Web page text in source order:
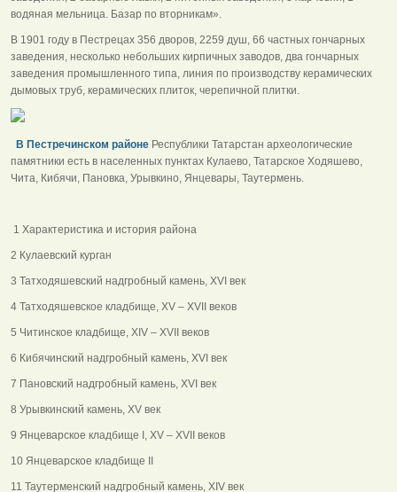
водяная мельница. Базар по вторникам».
В 1901 году в Пестрецах 356 дворов, 2259 душ, 66 частных гончарных
заведения, несколько небольших кирпичных заводов, два гончарных
заведения промышленного типа, линия по производству керамических
дымовых труб, керамических плиток, черепичной плитки.
В Пестречинском районе Республики Татарстан археологические
памятники есть в населенных пунктах Кулаево, Татарское Ходяшево,
Чита, Кибячи, Пановка, Урывкино, Янцевары, Таутермень.
1 Характеристика и история района
2 Кулаевский курган
3 Татходяшевский надгробный камень, ХVI век
4 Татходяшевское кладбище, ХV – ХVII веков
5 Читинское кладбище, ХIV – ХVII веков
6 Кибячинский надгробный камень, ХVI век
7 Пановский надгробный камень, ХVI век
8 Урывкинский камень, ХV век
9 Янцеварское кладбище I, ХV – ХVII веков
10 Янцеварское кладбище II
11 Таутерменский надгробный камень, ХIV век